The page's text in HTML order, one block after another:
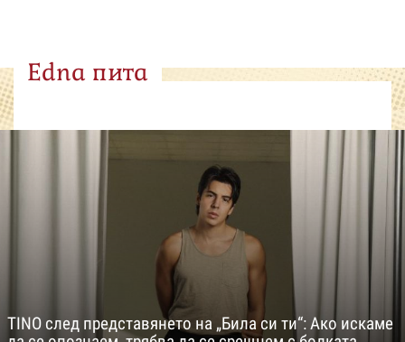
Edna пита
TINO след представянето на „Била си ти“: Ако искаме